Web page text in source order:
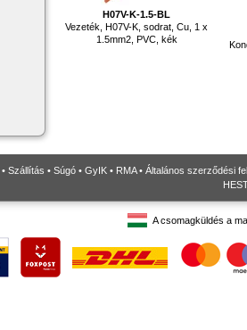
H07V-K-1.5-BL
Vezeték, H07V-K, sodrat, Cu, 1 x
1.5mm2, PVC, kék
• Szállítás • Súgó • GyIK • RMA• Általános szerződési
A csomagküldés a